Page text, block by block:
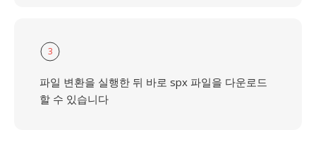
3
파일 변환을 실행한 뒤 바로 spx 파일을 다운로드
할 수 있습니다